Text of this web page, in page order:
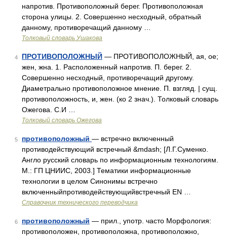
напротив. Противоположный берег. Противоположная
сторона улицы. 2. Совершенно несходный, обратный
данному, противоречащий данному …
Толковый словарь Ушакова
4 ПРОТИВОПОЛОЖНЫЙ — ПРОТИВОПОЛОЖНЫЙ, ая, ое;
жен, жна. 1. Расположенный напротив. П. берег. 2.
Совершенно несходный, противоречащий другому.
Диаметрально противоположное мнение. П. взгляд. | сущ.
противоположность, и, жен. (ко 2 знач.). Толковый словарь
Ожегова. С.И …
Толковый словарь Ожегова
5 противоположный — встречно включенный
противодействующий встречный &mdash; [Л.Г.Суменко.
Англо русский словарь по информационным технологиям.
М.: ГП ЦНИИС, 2003.] Тематики информационные
технологии в целом Синонимы встречно
включенныйпротиводействующийвстречный EN …
Справочник технического переводчика
6 противоположный — прил., употр. часто Морфология:
противоположен, противоположна, противоположно,